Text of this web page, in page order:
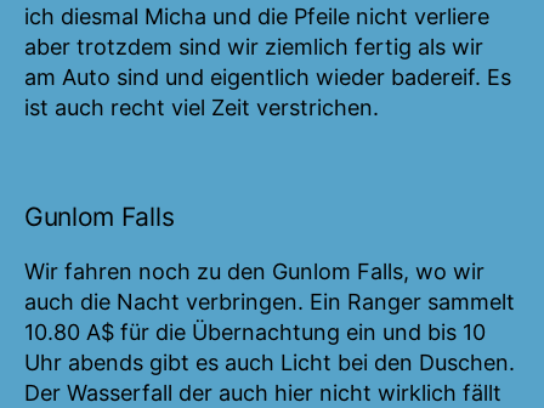
ich diesmal Micha und die Pfeile nicht verliere
aber trotzdem sind wir ziemlich fertig als wir
am Auto sind und eigentlich wieder badereif. Es
ist auch recht viel Zeit verstrichen.
Gunlom Falls
Wir fahren noch zu den Gunlom Falls, wo wir
auch die Nacht verbringen. Ein Ranger sammelt
10.80 A$ für die Übernachtung ein und bis 10
Uhr abends gibt es auch Licht bei den Duschen.
Der Wasserfall der auch hier nicht wirklich fällt